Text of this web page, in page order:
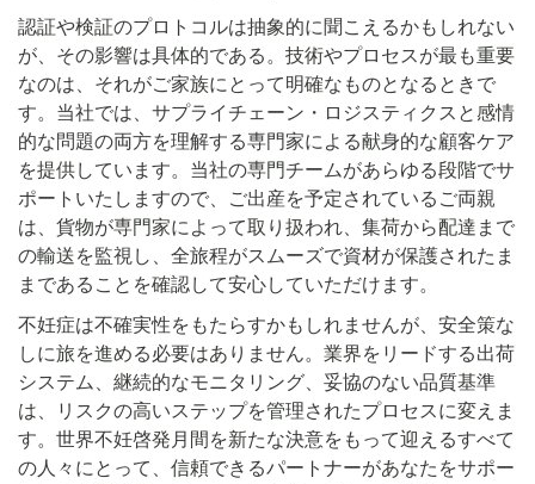
認証や検証のプロトコルは抽象的に聞こえるかもしれない
が、その影響は具体的である。技術やプロセスが最も重要
なのは、それがご家族にとって明確なものとなるときで
す。当社では、サプライチェーン・ロジスティクスと感情
的な問題の両方を理解する専門家による献身的な顧客ケア
を提供しています。当社の専門チームがあらゆる段階でサ
ポートいたしますので、ご出産を予定されているご両親
は、貨物が専門家によって取り扱われ、集荷から配達まで
の輸送を監視し、全旅程がスムーズで資材が保護されたま
まであることを確認して安心していただけます。
不妊症は不確実性をもたらすかもしれませんが、安全策な
しに旅を進める必要はありません。業界をリードする出荷
システム、継続的なモニタリング、妥協のない品質基準
は、リスクの高いステップを管理されたプロセスに変えま
す。世界不妊啓発月間を新たな決意をもって迎えるすべて
の人々にとって、信頼できるパートナーがあなたをサポー